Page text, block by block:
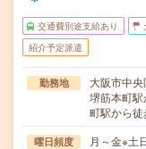
交通費別途支給あり
紹介予定派遣
勤務地
大阪市中央
堺筋本町
町駅から
曜日頻度 月～金※土